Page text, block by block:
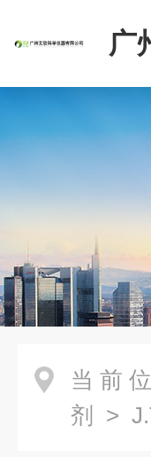
广
当前
剂
>